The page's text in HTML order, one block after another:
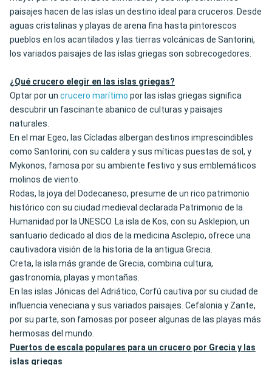
paisajes hacen de las islas un destino ideal para cruceros. Desde
aguas cristalinas y playas de arena fina hasta pintorescos
pueblos en los acantilados y las tierras volcánicas de Santorini,
los variados paisajes de las islas griegas son sobrecogedores.
¿Qué crucero elegir en las islas griegas?
Optar por un crucero marítimo por las islas griegas significa
descubrir un fascinante abanico de culturas y paisajes
naturales.
En el mar Egeo, las Cícladas albergan destinos imprescindibles
como Santorini, con su caldera y sus míticas puestas de sol, y
Mykonos, famosa por su ambiente festivo y sus emblemáticos
molinos de viento.
Rodas, la joya del Dodecaneso, presume de un rico patrimonio
histórico con su ciudad medieval declarada Patrimonio de la
Humanidad por la UNESCO. La isla de Kos, con su Asklepion, un
santuario dedicado al dios de la medicina Asclepio, ofrece una
cautivadora visión de la historia de la antigua Grecia.
Creta, la isla más grande de Grecia, combina cultura,
gastronomía, playas y montañas.
En las islas Jónicas del Adriático, Corfú cautiva por su ciudad de
influencia veneciana y sus variados paisajes. Cefalonia y Zante,
por su parte, son famosas por poseer algunas de las playas más
hermosas del mundo.
Puertos de escala populares para un crucero por Grecia y las
islas griegas